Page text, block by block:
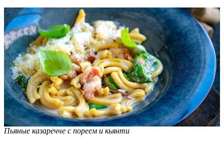
Пьяные казаречче с пореем и кьянти